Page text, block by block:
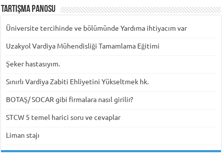
Tartışma Panosu
Üniversite tercihinde ve bölümünde Yardıma ihtiyacım var
Uzakyol Vardiya Mühendisliği Tamamlama Eğitimi
Şeker hastasıyım.
Sınırlı Vardiya Zabiti Ehliyetini Yükseltmek hk.
BOTAŞ/ SOCAR gibi firmalara nasıl girilir?
STCW 5 temel harici soru ve cevaplar
Liman stajı